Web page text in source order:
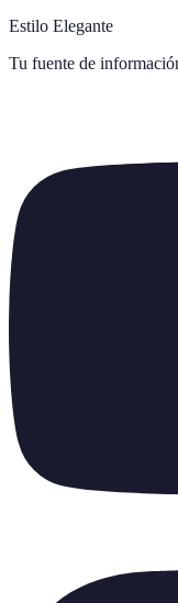
Estilo Elegante
Tu fuente de